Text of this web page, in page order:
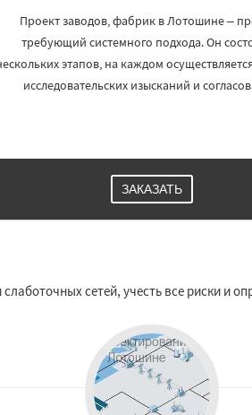
Проект заводов, фабрик в Лотошине –
требующий системного подхода. Он
этапов, на каждом
исследовательских изысканий и
ЗАКАЗАТЬ
сетей, учесть все риски и